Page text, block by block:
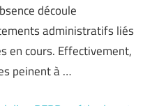
découle
administratifs liés
en cours. Effectivement,
peinent à …